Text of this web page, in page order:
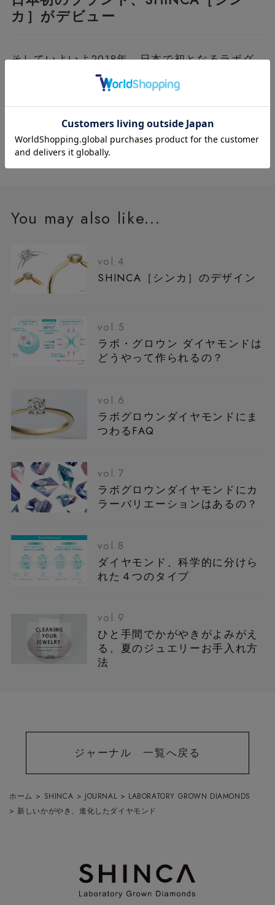
カ］がデビュー
そしていよいよ2018年、日本で初となるラボグ
ロウンダイヤモンドのジュエリーブランドとし
た。長い歴史を経て今、みなさまのお手元にお届
けできることを誇りに感じています。
You may also like...
vol.4
SHINCA［シンカ］のデザイン
vol.5
ラボ・グロウン ダイヤモンドは
どうやって作られるの？
vol.6
ラボグロウンダイヤモンドにま
つわるFAQ
vol.7
ラボグロウンダイヤモンドにカ
ラーバリエーションはあるの？
vol.8
ダイヤモンド、科学的に分けら
れた４つのタイプ
vol.9
ひと手間でかがやきがよみがえ
る、夏のジュエリーお手入れ方
法
ジャーナル 一覧へ戻る
ホーム > SHINCA > JOURNAL > LABORATORY GROWN DIAMONDS
>新しいかがやき、進化したダイヤモンド